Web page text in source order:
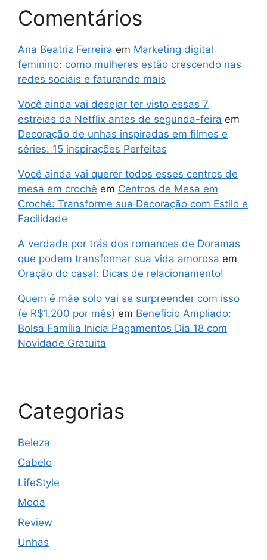
Comentários
Ana Beatriz Ferreira em Marketing digital
feminino: como mulheres estão crescendo nas
redes sociais e faturando mais
Você ainda vai desejar ter visto essas 7
estreias da Netflix antes de segunda-feira em
Decoração de unhas inspiradas em filmes e
séries: 15 inspirações Perfeitas
Você ainda vai querer todos esses centros de
mesa em crochê em Centros de Mesa em
Crochê: Transforme sua Decoração com Estilo e
Facilidade
A verdade por trás dos romances de Doramas
que podem transformar sua vida amorosa em
Oração do casal: Dicas de relacionamento!
Quem é mãe solo vai se surpreender com isso
(e R$1.200 por mês) em Benefício Ampliado:
Bolsa Família Inicia Pagamentos Dia 18 com
Novidade Gratuita
Categorias
Beleza
Cabelo
LifeStyle
Moda
Review
Unhas